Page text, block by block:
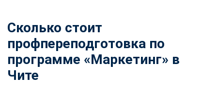
Сколько стоит
профпереподготовка по
программе «Маркетинг» в
Чите